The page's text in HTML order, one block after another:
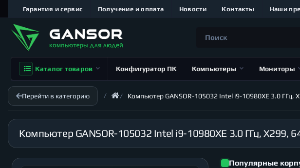
Гарантия и сервис Получение и оплата Новости Контакты Наши
Каталог товаров Конфигуратор ПК Компьютеры Мониторы
Перейти в категорию Компьютер GANSOR-105032 Intel i9-10980XE 3.0 ГГц,
Популярные